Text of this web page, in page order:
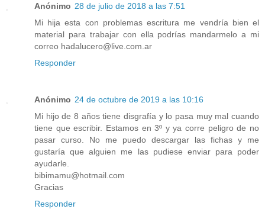
Anónimo 28 de julio de 2018 a las 7:51
Mi hija esta con problemas escritura me vendría bien el
material para trabajar con ella podrías mandarmelo a mi
correo hadalucero@live.com.ar
Responder
Anónimo 24 de octubre de 2019 a las 10:16
Mi hijo de 8 años tiene disgrafía y lo pasa muy mal cuando
tiene que escribir. Estamos en 3º y ya corre peligro de no
pasar curso. No me puedo descargar las fichas y me
gustaría que alguien me las pudiese enviar para poder
ayudarle.
bibimamu@hotmail.com
Gracias
Responder